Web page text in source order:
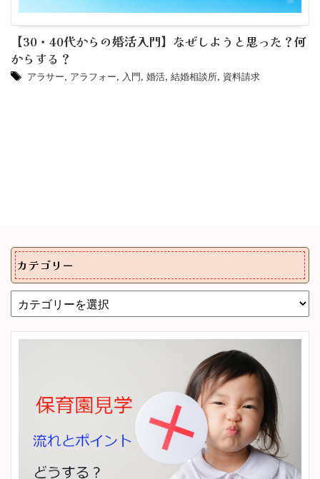
【30・40代からの婚活入門】なぜしようと思った？何
からする？
アラサー, アラフォー, 入門, 婚活, 結婚相談所, 資料請求
カテゴリー